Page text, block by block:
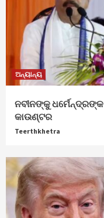
ଅନ୍ୟାନ୍ୟ
ନବୀନଙ୍କୁ ଧର୍ମେନ୍ଦ୍ରଙ୍କ
କାଉଣ୍ଟର
Teerthkhetra